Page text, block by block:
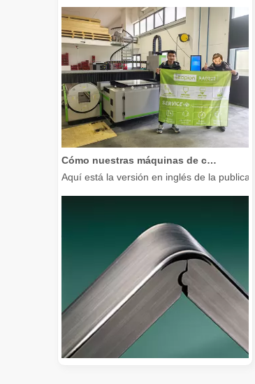
Cómo nuestras máquinas de corte por láser están fortaleciendo la fabricación mexicana
Aquí está la versión en inglés de la